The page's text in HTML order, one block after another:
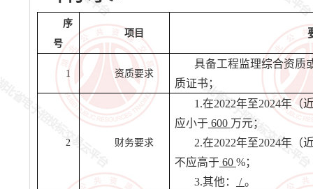
序
号
项目
1 资质要求
具备工程监理综合资质
质证书；
2 财务要求
1.在2022年至2024年（
应小于 600 万元；
2.在2022年至2024年（
不应高于 60 %；
3.其他：
/。